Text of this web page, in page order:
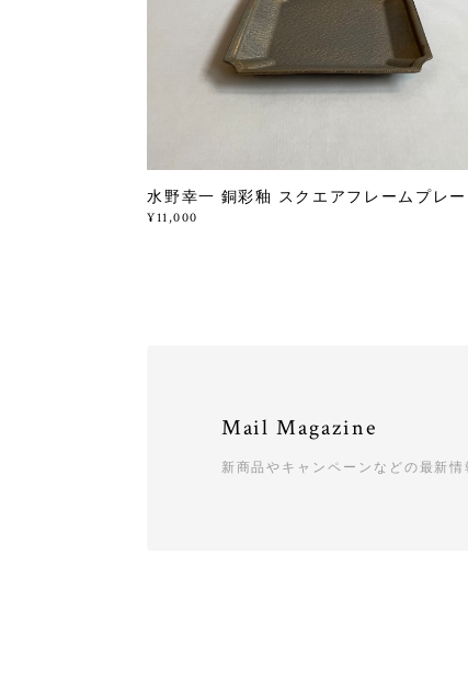
水野幸一 銅彩釉 スクエアフレームプレ
¥11,000
Mail Magazine
新商品やキャンペーンなどの最新情